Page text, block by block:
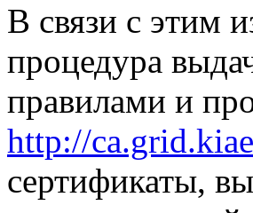
В связи с этим
процедура
правилами и
http://
сертификаты,